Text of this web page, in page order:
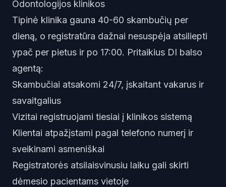
Odontologijos klinikos
Tipinė klinika gauna 40-60 skambučių per
dieną, o registratūra dažnai nesuspėja atsiliepti
ypač per pietus ir po 17:00. Pritaikius DI balso
agentą:
Skambučiai atsakomi 24/7, įskaitant vakarus ir
savaitgalius
Vizitai registruojami tiesiai į klinikos sistemą
Klientai atpažįstami pagal telefono numerį ir
sveikinami asmeniškai
Registratorės atsilaisvinusiu laiku gali skirti
dėmesio pacientams vietoje